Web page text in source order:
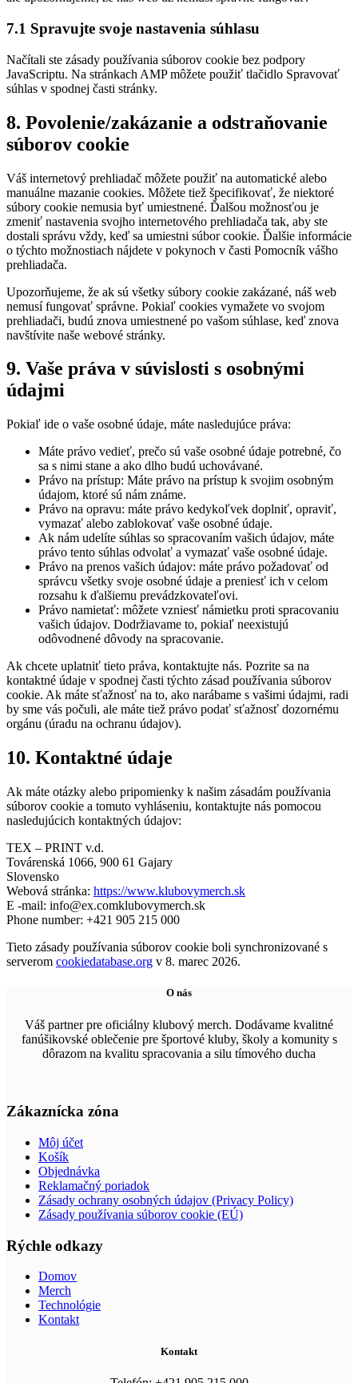
7.1 Spravujte svoje nastavenia súhlasu
Načítali ste zásady používania súborov cookie bez podpory
JavaScriptu. Na stránkach AMP môžete použiť tlačidlo Spravovať
súhlas v spodnej časti stránky.
8. Povolenie/zakázanie a odstraňovanie
súborov cookie
Váš internetový prehliadač môžete použiť na automatické alebo
manuálne mazanie cookies. Môžete tiež špecifikovať, že niektoré
súbory cookie nemusia byť umiestnené. Ďalšou možnosťou je
zmeniť nastavenia svojho internetového prehliadača tak, aby ste
dostali správu vždy, keď sa umiestni súbor cookie. Ďalšie informácie
o týchto možnostiach nájdete v pokynoch v časti Pomocník vášho
prehliadača.
Upozorňujeme, že ak sú všetky súbory cookie zakázané, náš web
nemusí fungovať správne. Pokiaľ cookies vymažete vo svojom
prehliadači, budú znova umiestnené po vašom súhlase, keď znova
navštívite naše webové stránky.
9. Vaše práva v súvislosti s osobnými
údajmi
Pokiaľ ide o vaše osobné údaje, máte nasledujúce práva:
Máte právo vedieť, prečo sú vaše osobné údaje potrebné, čo
sa s nimi stane a ako dlho budú uchovávané.
Právo na prístup: Máte právo na prístup k svojim osobným
údajom, ktoré sú nám známe.
Právo na opravu: máte právo kedykoľvek doplniť, opraviť,
vymazať alebo zablokovať vaše osobné údaje.
Ak nám udelíte súhlas so spracovaním vašich údajov, máte
právo tento súhlas odvolať a vymazať vaše osobné údaje.
Právo na prenos vašich údajov: máte právo požadovať od
správcu všetky svoje osobné údaje a preniesť ich v celom
rozsahu k ďalšiemu prevádzkovateľovi.
Právo namietať: môžete vzniesť námietku proti spracovaniu
vašich údajov. Dodržiavame to, pokiaľ neexistujú
odôvodnené dôvody na spracovanie.
Ak chcete uplatniť tieto práva, kontaktujte nás. Pozrite sa na
kontaktné údaje v spodnej časti týchto zásad používania súborov
cookie. Ak máte sťažnosť na to, ako narábame s vašimi údajmi, radi
by sme vás počuli, ale máte tiež právo podať sťažnosť dozornému
orgánu (úradu na ochranu údajov).
10. Kontaktné údaje
Ak máte otázky alebo pripomienky k našim zásadám používania
súborov cookie a tomuto vyhláseniu, kontaktujte nás pomocou
nasledujúcich kontaktných údajov:
TEX – PRINT v.d.
Továrenská 1066, 900 61 Gajary
Slovensko
Webová stránka: https://www.klubovymerch.sk
E -mail: info@ex.comklubovymerch.sk
Phone number: +421 905 215 000
Tieto zásady používania súborov cookie boli synchronizované s
serverom cookiedatabase.org v 8. marec 2026.
O nás
Váš partner pre oficiálny klubový merch. Dodávame kvalitné
fanúšikovské oblečenie pre športové kluby, školy a komunity s
dôrazom na kvalitu spracovania a silu tímového ducha
Zákaznícka zóna
Môj účet
Košík
Objednávka
Reklamačný poriadok
Zásady ochrany osobných údajov (Privacy Policy)
Zásady používania súborov cookie (EÚ)
Rýchle odkazy
Domov
Merch
Technológie
Kontakt
Kontakt